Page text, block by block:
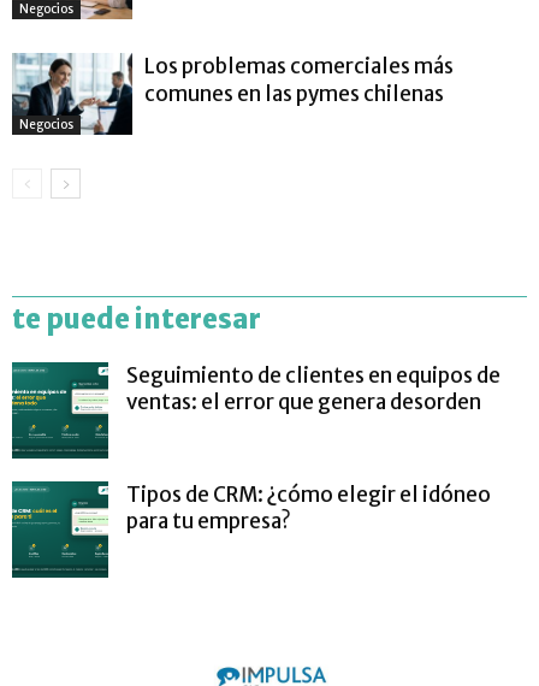
Negocios
Negocios
Los problemas comerciales más
comunes en las pymes chilenas
te puede interesar
Seguimiento de clientes en equipos de
ventas: el error que genera desorden
Tipos de CRM: ¿cómo elegir el idóneo
para tu empresa?